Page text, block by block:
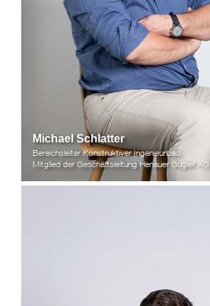
Michael Schlatter
Bereichsleiter Konstruktiver Ingenieurbau
Mitglied der Geschäftsleitung Henauer Gugler AG